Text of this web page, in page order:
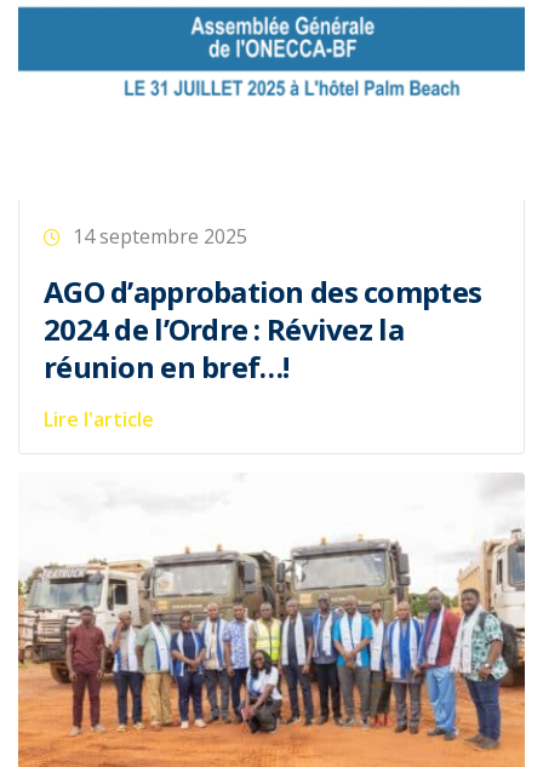
14 septembre 2025
AGO d’approbation des comptes
2024 de l’Ordre : Révivez la
réunion en bref…!
Lire l'article